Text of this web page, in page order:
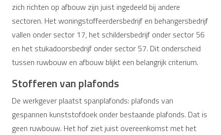
zich richten op afbouw zijn juist ingedeeld bij andere
sectoren. Het woningstoffeerdersbedrijf en behangersbedrijf
vallen onder sector 17, het schildersbedrijf onder sector 56
en het stukadoorsbedrijf onder sector 57. Dit onderscheid
tussen ruwbouw en afbouw blijkt een belangrijk criterium.
Stofferen van plafonds
De werkgever plaatst spanplafonds: plafonds van
gespannen kunststofdoek onder bestaande plafonds. Dat is
geen ruwbouw. Het hof ziet juist overeenkomst met het